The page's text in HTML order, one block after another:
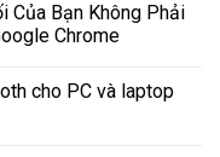
Của Bạn Không Phải
Chrome
cho PC và laptop